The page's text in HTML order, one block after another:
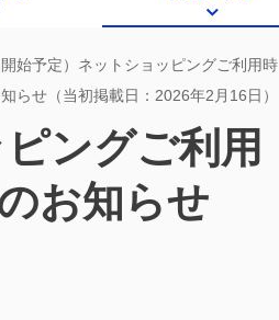
始予定）ネットショッピングご利用時
らせ（当初掲載日：2026年2月16日）
ングご利用
お知らせ